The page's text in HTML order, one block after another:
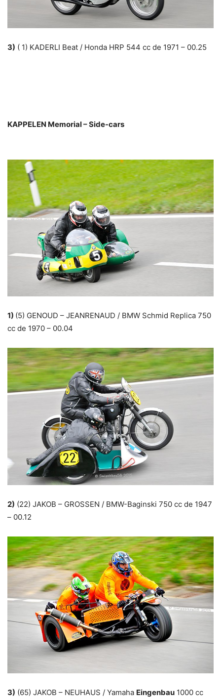
3) ( 1) KADERLI Beat / Honda HRP 544 cc de 1971 – 00.25
KAPPELEN Memorial – Side-cars
1) (5) GENOUD – JEANRENAUD / BMW Schmid Replica 750
cc de 1970 – 00.04
2) (22) JAKOB – GROSSEN / BMW-Baginski 750 cc de 1947
– 00.12
3) (65) JAKOB – NEUHAUS / Yamaha Eingenbau 1000 cc